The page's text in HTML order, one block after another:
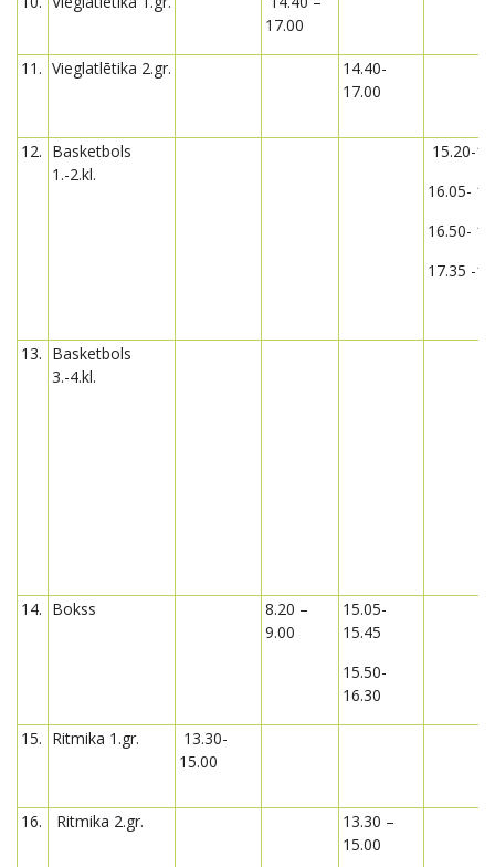
17.00
11. Vieglatlētika 2.gr.
14.40-
17.00
12. Basketbols
1.-2.kl.
15.20-
16.05-
16.50-
17.35 -
13. Basketbols
3.-4.kl.
14. Bokss
8.20 –
9.00
15.05-
15.45
15.50-
16.30
15. Ritmika 1.gr.
13.30-
15.00
16. Ritmika 2.gr.
13.30 –
15.00